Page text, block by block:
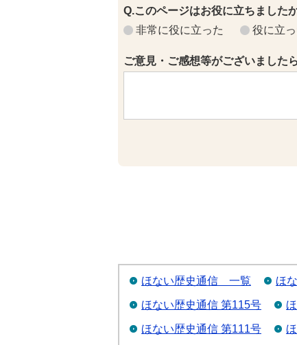
Q.このページはお役に立ちました
非常に役に立った
役に立
ご意見・ご感想等がございました
ほない歴史通信 一覧 ほ
ほない歴史通信 第115号
ほない歴史通信 第111号